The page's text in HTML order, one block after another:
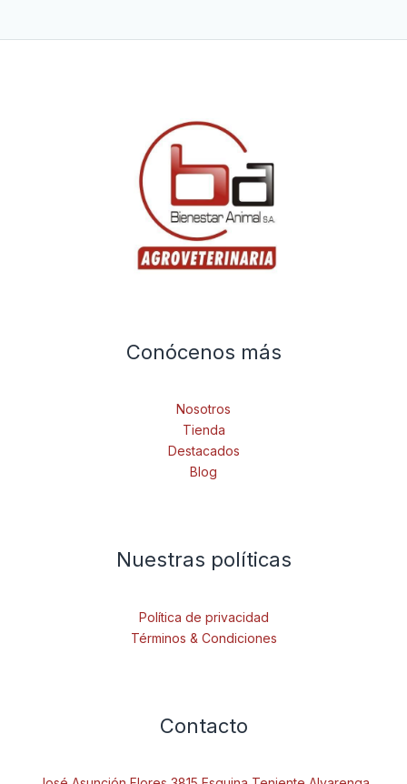
Conócenos más
Nosotros
Tienda
Destacados
Blog
Nuestras políticas
Política de privacidad
Términos & Condiciones
Contacto